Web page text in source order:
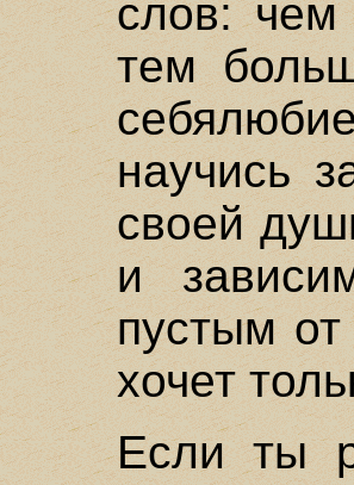
слов:
тем
научись
своей
и
пустым от
хочет
Если ты